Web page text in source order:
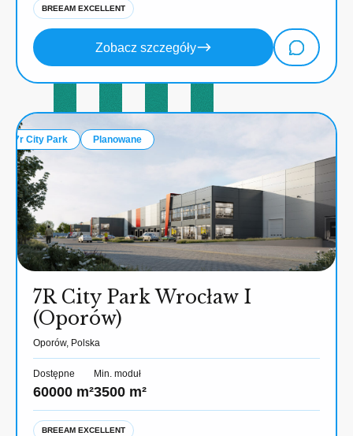
BREEAM EXCELLENT
Zobacz szczegóły
7r City Park Planowane
7R City Park Wrocław I
(Oporów)
Oporów, Polska
Dostępne
60000 m²
Min. moduł
3500 m²
BREEAM EXCELLENT